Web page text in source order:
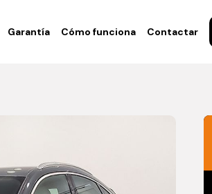
Garantía Cómo funciona Contactar